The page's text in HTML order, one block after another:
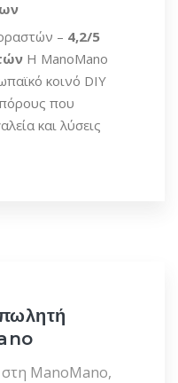
– 4,2/5
Η ManoMano
κοινό DIY
που
και λύσεις
στη ManoMano,